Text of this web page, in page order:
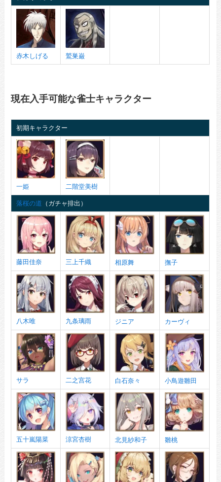
赤木しげる 鷲巣巌
現在入手可能な雀士キャラクター
初期キャラクター
一姫 二階堂美樹
落桜の道 （ガチャ排出）
藤田佳奈 三上千織 相原舞 撫子
八木唯 九条璃雨 ジニア カーヴィ
サラ 二之宫花 白石奈々 小鳥遊雛田
五十嵐陽菜 涼宮杏樹 北見紗和子 雛桃